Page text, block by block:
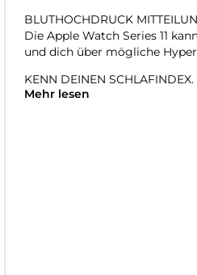
BLUTHOCHDRUCK
Die Apple Watch Series 11
und dich über mögliche
KENN DEINEN SCHLAFINDEX.
Mit dem Schlafindex kannst
Mehr lesen